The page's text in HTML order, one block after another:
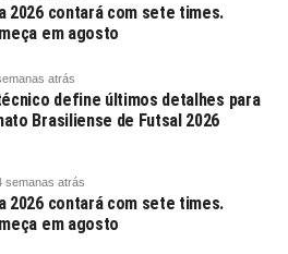
2026 contará com sete times.
em agosto
atrás
define últimos detalhes para
Brasiliense de Futsal 2026
semanas atrás
2026 contará com sete times.
em agosto